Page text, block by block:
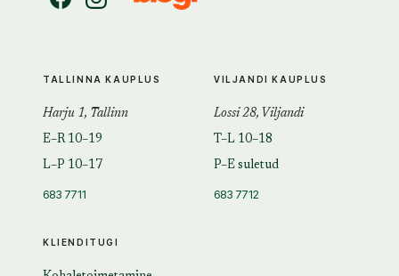
KLIENDITUGI
TALLINNA KAUPLUS
Harju 1, Tallinn
E–R 10–19
L–P 10–17
683 7711
VILJANDI KAUPLUS
Lossi 28, Viljandi
T–L 10–18
P–E suletud
683 7712